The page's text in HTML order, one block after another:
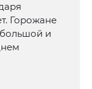
Горожане
и